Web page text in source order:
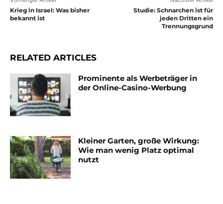
Krieg in Israel: Was bisher
bekannt ist
Studie: Schnarchen ist für
jeden Dritten ein
Trennungsgrund
RELATED ARTICLES
Prominente als Werbeträger in
der Online-Casino-Werbung
Kleiner Garten, große Wirkung:
Wie man wenig Platz optimal
nutzt